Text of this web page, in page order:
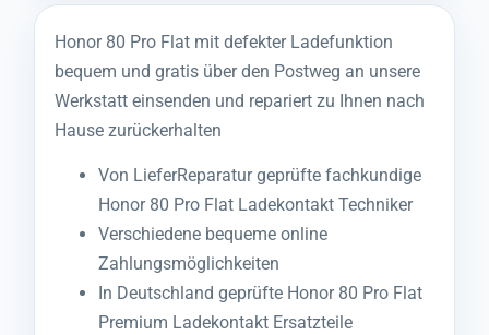
Honor 80 Pro Flat mit defekter Ladefunktion
bequem und gratis über den Postweg an unsere
Werkstatt einsenden und repariert zu Ihnen nach
Hause zurückerhalten
Von LieferReparatur geprüfte fachkundige
Honor 80 Pro Flat Ladekontakt Techniker
Verschiedene bequeme online
Zahlungsmöglichkeiten
In Deutschland geprüfte Honor 80 Pro Flat
Premium Ladekontakt Ersatzteile